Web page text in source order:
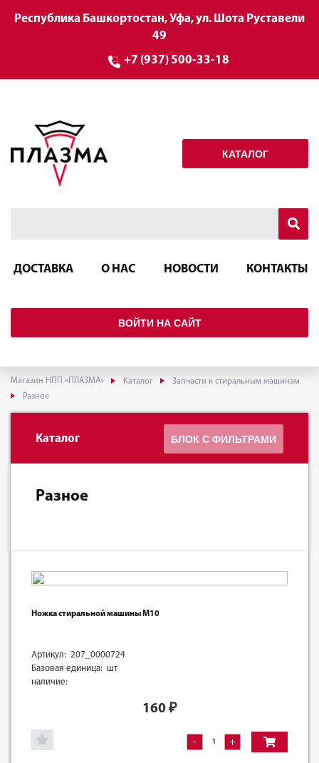
Республика Башкортостан, Уфа, ул. Шота Руставели
49
+7 (937) 500-33-18
КАТАЛОГ
ДОСТАВКА О НАС НОВОСТИ КОНТАКТЫ
ВОЙТИ НА САЙТ
Магазин НПП «ПЛАЗМА» Каталог
Запчасти к стиральным машинам
Разное
Каталог БЛОК С ФИЛЬТРАМИ
Разное
Ножка стиральной машины M10
Артикул: 207_0000724
Базовая единица: шт
наличие:
160 ₽
- +